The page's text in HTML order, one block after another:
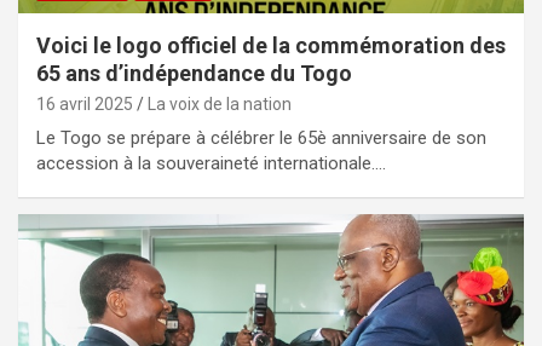
Voici le logo officiel de la commémoration des
65 ans d’indépendance du Togo
16 avril 2025 La voix de la nation
Le Togo se prépare à célébrer le 65è anniversaire de son
accession à la souveraineté internationale.…